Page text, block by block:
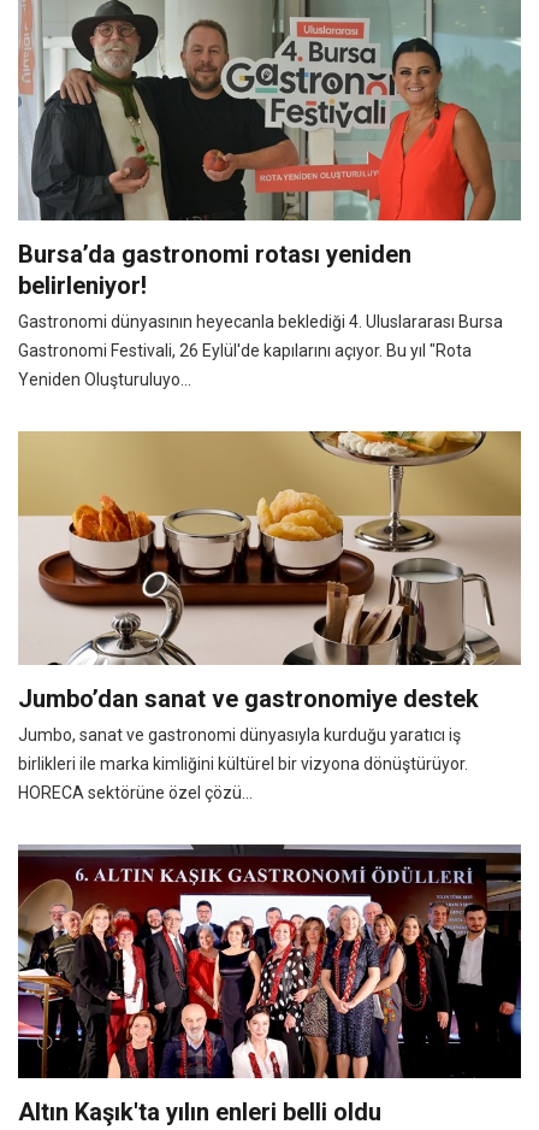
Bursa’da gastronomi rotası yeniden
belirleniyor!
Gastronomi dünyasının heyecanla beklediği 4. Uluslararası Bursa
Gastronomi Festivali, 26 Eylül'de kapılarını açıyor. Bu yıl "Rota
Yeniden Oluşturuluyo...
Jumbo’dan sanat ve gastronomiye destek
Jumbo, sanat ve gastronomi dünyasıyla kurduğu yaratıcı iş
birlikleri ile marka kimliğini kültürel bir vizyona dönüştürüyor.
HORECA sektörüne özel çözü...
Altın Kaşık'ta yılın enleri belli oldu